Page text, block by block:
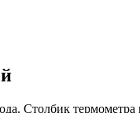
Столбик